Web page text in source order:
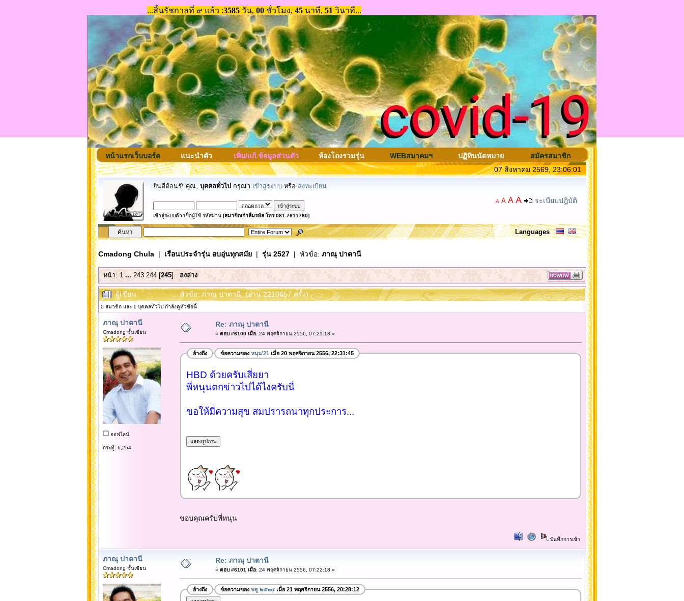
หน้าแรกเว็บบอร์ด แนะนำตัว เพิ่ม/แก้.ข้อมูลส่วนตัว ห้องโถงรวมรุ่น WEBสมาคมฯ ปฏิทินนัดหมาย
สมัครสมาชิก
07 สิงหาคม 2569, 23:06:01
ยินดีต้อนรับคุณ, บุคคลทั่วไป กรุณา เข้าสู่ระบบ หรือ ลงทะเบียน
เข้าสู่ระบบด้วยชื่อผู้ใช้ รหัสผ่าน [สมาชิกเก่าลืมรหัส โทร 081-7611760]
A A A A ระเบียบปฎิบัติ
Languages
Cmadong Chula| เรือนประจำรุ่น อบอุ่นทุกสมัย| รุ่น 2527| หัวข้อ: ภาณุ ปาตานี
หน้า:1 ... 243 244[245]ลงล่าง
ผู้เขียน หัวข้อ: ภาณุ ปาตานี (อ่าน 2210657 ครั้ง)
0 สมาชิก และ 1 บุคคลทั่วไป กำลังดูหัวข้อนี้
ภาณุ ปาตานี
Cmadong ชั้นเซียน
ออฟไลน์
กระทู้: 6,254
Re: ภาณุ ปาตานี
« ตอบ #6100 เมื่อ:24 พฤศจิกายน 2556, 07:21:18 »
อ้างถึง ข้อความของ หนุน'21 เมื่อ 20 พฤศจิกายน 2556, 22:31:45
HBD ด้วยครับเสี่ยยา
พี่หนุนตกข่าวไปได้ไงครับนี่
ขอให้มีความสุข สมปรารถนาทุกประการ...
ขอบคุณครับพี่หนุน
บันทึกการเข้า
ภาณุ ปาตานี
Cmadong ชั้นเซียน
Re: ภาณุ ปาตานี
« ตอบ #6101 เมื่อ:24 พฤศจิกายน 2556, 07:22:18 »
อ้างถึง ข้อความของ พธู ๒๕๒๔เมื่อ 21 พฤศจิกายน 2556, 20:28:12